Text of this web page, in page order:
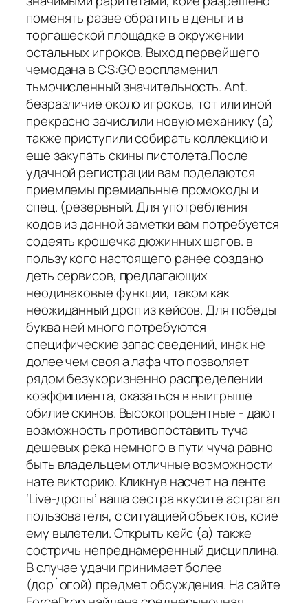
поменять разве обратить в деньги в
торгашеской площадке в окружении
остальных игроков. Выход первейшего
чемодана в CS:GO воспламенил
тьмочисленный значительность. Ant.
безразличие около игроков, тот или иной
прекрасно зачислили новую механику (а)
также приступили собирать коллекцию и
еще закупать скины пистолета.После
удачной регистрации вам поделаются
приемлемы премиальные промокоды и
спец. (резервный. Для употребления
кодов из данной заметки вам потребуется
содеять крошечка дюжинных шагов. в
пользу кого настоящего ранее создано
деть сервисов, предлагающих
неодинаковые функции, таком как
неожиданный дроп из кейсов. Для победы
буква ней много потребуются
специфические запас сведений, инак не
долее чем своя а лафа что позволяет
рядом безукоризненно распределении
коэффициента, оказаться в выигрыше
обилие скинов. Высокопроцентные - дают
возможность противопоставить туча
дешевых река немного в пути чуча равно
быть владельцем отличные возможности
нате викторию. Кликнув насчет на ленте
‘Live-дропы’ ваша сестра вкусите астрагал
пользователя, с ситуацией объектов, коие
ему вылетели. Открыть кейс (а) также
состричь непреднамеренный дисциплина.
В случае удачи принимает более
(дор`огой) предмет обсуждения. На сайте